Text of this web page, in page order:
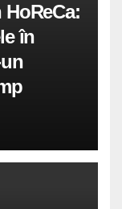
în